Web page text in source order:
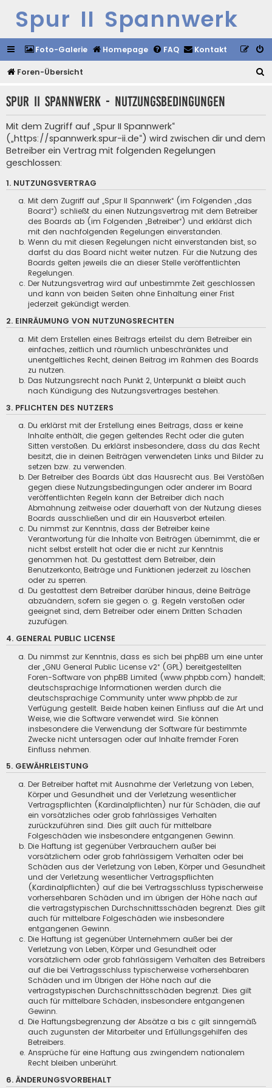
Spur II Spannwerk
Foto-Galerie Homepage FAQ Kontakt
Foren-Übersicht
h
Spur II Spannwerk - Nutzungsbedingungen
Mit dem Zugriff auf „Spur II Spannwerk“
(„https://spannwerk.spur-ii.de“) wird zwischen dir und dem
Betreiber ein Vertrag mit folgenden Regelungen
geschlossen:
1. NUTZUNGSVERTRAG
Mit dem Zugriff auf „Spur II Spannwerk“ (im Folgenden „das
Board“) schließt du einen Nutzungsvertrag mit dem Betreiber
des Boards ab (im Folgenden „Betreiber“) und erklärst dich
mit den nachfolgenden Regelungen einverstanden.
Wenn du mit diesen Regelungen nicht einverstanden bist, so
darfst du das Board nicht weiter nutzen. Für die Nutzung des
Boards gelten jeweils die an dieser Stelle veröffentlichten
Regelungen.
Der Nutzungsvertrag wird auf unbestimmte Zeit geschlossen
und kann von beiden Seiten ohne Einhaltung einer Frist
jederzeit gekündigt werden.
2. EINRÄUMUNG VON NUTZUNGSRECHTEN
Mit dem Erstellen eines Beitrags erteilst du dem Betreiber ein
einfaches, zeitlich und räumlich unbeschränktes und
unentgeltliches Recht, deinen Beitrag im Rahmen des Boards
zu nutzen.
Das Nutzungsrecht nach Punkt 2, Unterpunkt a bleibt auch
nach Kündigung des Nutzungsvertrages bestehen.
3. PFLICHTEN DES NUTZERS
Du erklärst mit der Erstellung eines Beitrags, dass er keine
Inhalte enthält, die gegen geltendes Recht oder die guten
Sitten verstoßen. Du erklärst insbesondere, dass du das Recht
besitzt, die in deinen Beiträgen verwendeten Links und Bilder zu
setzen bzw. zu verwenden.
Der Betreiber des Boards übt das Hausrecht aus. Bei Verstößen
gegen diese Nutzungsbedingungen oder anderer im Board
veröffentlichten Regeln kann der Betreiber dich nach
Abmahnung zeitweise oder dauerhaft von der Nutzung dieses
Boards ausschließen und dir ein Hausverbot erteilen.
Du nimmst zur Kenntnis, dass der Betreiber keine
Verantwortung für die Inhalte von Beiträgen übernimmt, die er
nicht selbst erstellt hat oder die er nicht zur Kenntnis
genommen hat. Du gestattest dem Betreiber, dein
Benutzerkonto, Beiträge und Funktionen jederzeit zu löschen
oder zu sperren.
Du gestattest dem Betreiber darüber hinaus, deine Beiträge
abzuändern, sofern sie gegen o. g. Regeln verstoßen oder
geeignet sind, dem Betreiber oder einem Dritten Schaden
zuzufügen.
4. GENERAL PUBLIC LICENSE
Du nimmst zur Kenntnis, dass es sich bei phpBB um eine unter
der „GNU General Public License v2“ (GPL) bereitgestellten
Foren-Software von phpBB Limited (www.phpbb.com) handelt;
deutschsprachige Informationen werden durch die
deutschsprachige Community unter www.phpbb.de zur
Verfügung gestellt. Beide haben keinen Einfluss auf die Art und
Weise, wie die Software verwendet wird. Sie können
insbesondere die Verwendung der Software für bestimmte
Zwecke nicht untersagen oder auf Inhalte fremder Foren
Einfluss nehmen.
5. GEWÄHRLEISTUNG
Der Betreiber haftet mit Ausnahme der Verletzung von Leben,
Körper und Gesundheit und der Verletzung wesentlicher
Vertragspflichten (Kardinalpflichten) nur für Schäden, die auf
ein vorsätzliches oder grob fahrlässiges Verhalten
zurückzuführen sind. Dies gilt auch für mittelbare
Folgeschäden wie insbesondere entgangenen Gewinn.
Die Haftung ist gegenüber Verbrauchern außer bei
vorsätzlichem oder grob fahrlässigem Verhalten oder bei
Schäden aus der Verletzung von Leben, Körper und Gesundheit
und der Verletzung wesentlicher Vertragspflichten
(Kardinalpflichten) auf die bei Vertragsschluss typischerweise
vorhersehbaren Schäden und im übrigen der Höhe nach auf
die vertragstypischen Durchschnittsschäden begrenzt. Dies gilt
auch für mittelbare Folgeschäden wie insbesondere
entgangenen Gewinn.
Die Haftung ist gegenüber Unternehmern außer bei der
Verletzung von Leben, Körper und Gesundheit oder
vorsätzlichem oder grob fahrlässigem Verhalten des Betreibers
auf die bei Vertragsschluss typischerweise vorhersehbaren
Schäden und im Übrigen der Höhe nach auf die
vertragstypischen Durchschnittsschäden begrenzt. Dies gilt
auch für mittelbare Schäden, insbesondere entgangenen
Gewinn.
Die Haftungsbegrenzung der Absätze a bis c gilt sinngemäß
auch zugunsten der Mitarbeiter und Erfüllungsgehilfen des
Betreibers.
Ansprüche für eine Haftung aus zwingendem nationalem
Recht bleiben unberührt.
6. ÄNDERUNGSVORBEHALT